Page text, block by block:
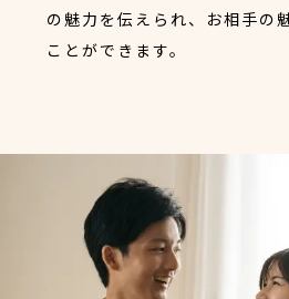
の魅力を伝えられ、お相手の
ことができます。